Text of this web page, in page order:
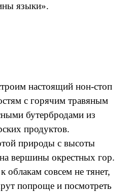
языки».
настоящий нон-стоп
с горячим травяным
бутербродами из
продуктов.
природы с высоты
вершины окрестных гор.
облакам совсем не тянет,
попроще и посмотреть